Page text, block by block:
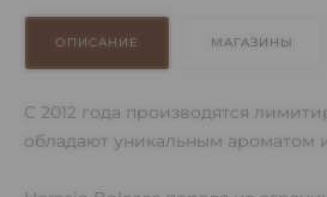
ОПИСАНИЕ МАГАЗИНЫ
С 2012 года производятся
обладают уникальным ароматом